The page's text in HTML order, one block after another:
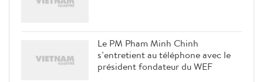
Le PM Pham Minh Chinh
s’entretient au téléphone avec le
président fondateur du WEF